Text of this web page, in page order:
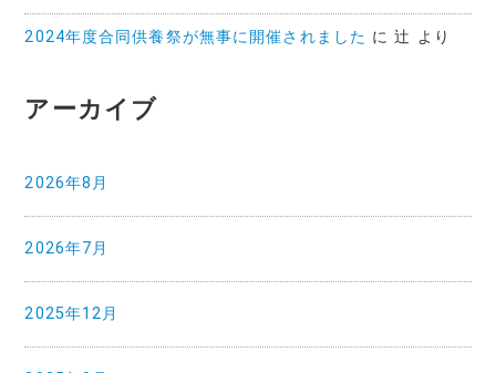
2024年度合同供養祭が無事に開催されました に辻 より
アーカイブ
2026年8月
2026年7月
2025年12月